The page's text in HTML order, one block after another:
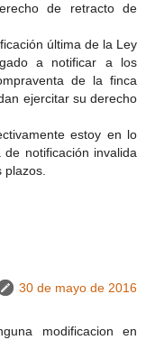
de retracto de
última de la Ley
a notificar a los
de la finca
ejercitar su derecho
estoy en lo
notificación invalida
plazos.
30 de mayo de 2016
modificacion en